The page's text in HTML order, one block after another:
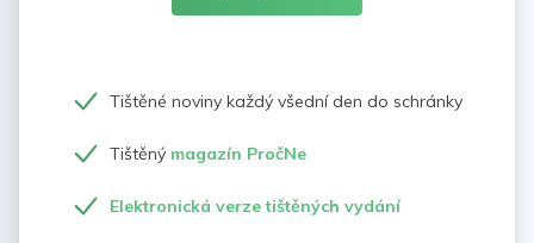
Tištěné noviny každý všední den do schránky
Tištěný magazín PročNe
Elektronická verze tištěných vydání